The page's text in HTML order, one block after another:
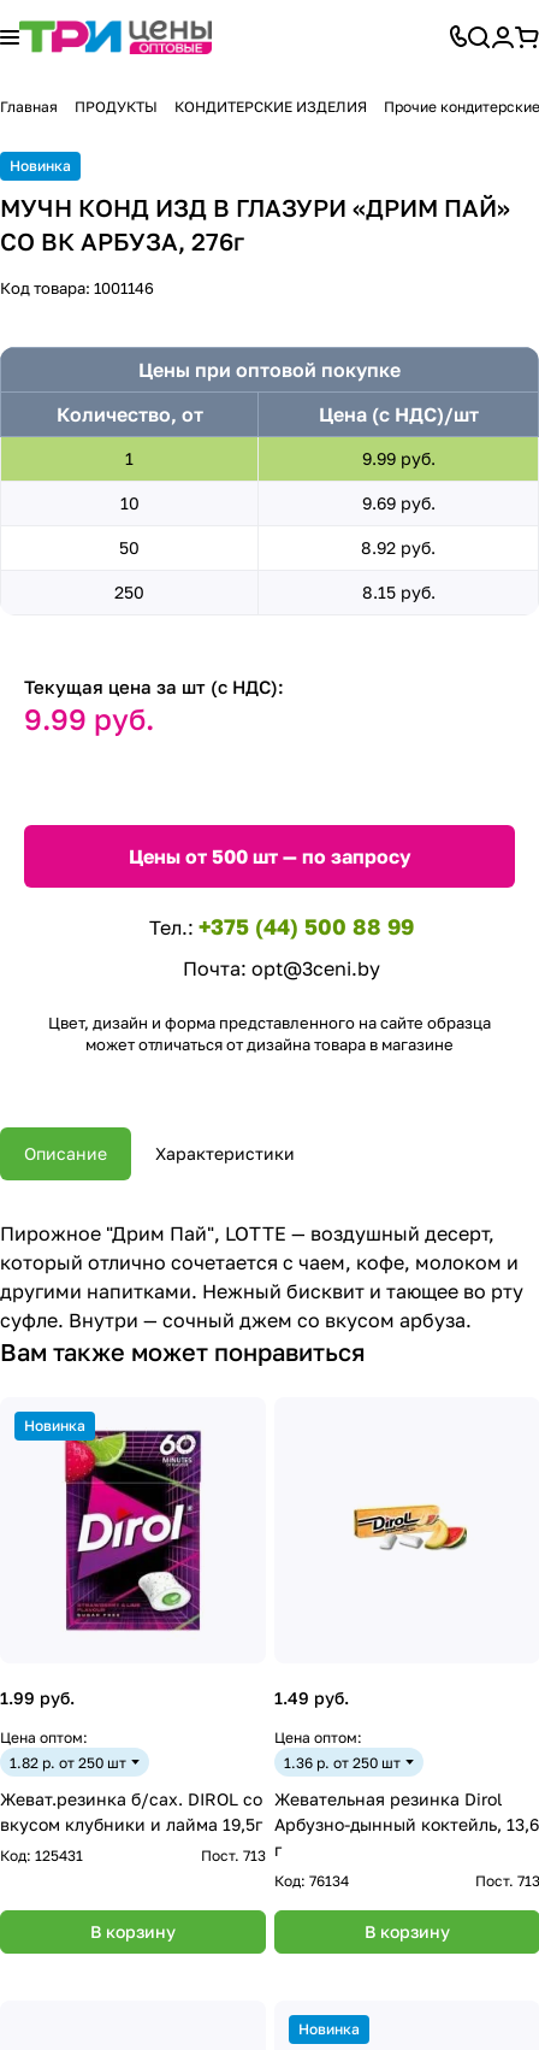
Главная ПРОДУКТЫ КОНДИТЕРСКИЕ ИЗДЕЛИЯ Прочие
Новинка
МУЧН КОНД ИЗД В ГЛАЗУРИ «ДРИМ ПАЙ»
СО ВК АРБУЗА, 276г
Код товара: 1001146
Цены при оптовой покупке
Количество, от
Цена (с НДС)/шт
1 9.99 руб.
10 9.69 руб.
50 8.92 руб.
250 8.15 руб.
Текущая цена за шт (с НДС):
9.99 руб.
Цены от 500 шт — по запросу
Тел.: +375 (44) 500 88 99
Почта: opt@3ceni.by
Цвет, дизайн и форма представленного на сайте образца
может отличаться от дизайна товара в магазине
Описание Характеристики
Пирожное "Дрим Пай", LOTTE — воздушный десерт,
который отлично сочетается с чаем, кофе, молоком и
другими напитками. Нежный бисквит и тающее во рту
суфле. Внутри — сочный джем со вкусом арбуза.
Вам также может понравиться
Новинка
1.99 руб.
Цена оптом:
1.82 р. от 250 шт
Жеват.резинка б/сах. DIROL со
вкусом клубники и лайма 19,5г
Код: 125431 Пост. 713
В корзину
1.49 руб.
Цена оптом:
1.36 р. от 250 шт
Жевательная резинка Dirol
Арбузно-дынный коктейль, 13,6
г
Код: 76134 Пост. 713
В корзину
Новинка